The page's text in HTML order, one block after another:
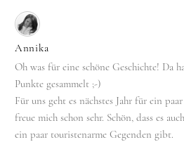
Annika
Oh was für eine schöne Geschichte! Da
Punkte gesammelt ;-)
Für uns geht es nächstes Jahr für ein
freue mich schon sehr. Schön, dass es
ein paar touristenarme Gegenden gibt.